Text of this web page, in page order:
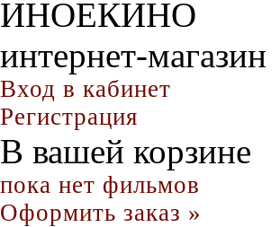
ИНОЕКИНО
интернет-магазин
Вход в кабинет
Регистрация
В вашей корзине
пока нет фильмов
Оформить заказ »